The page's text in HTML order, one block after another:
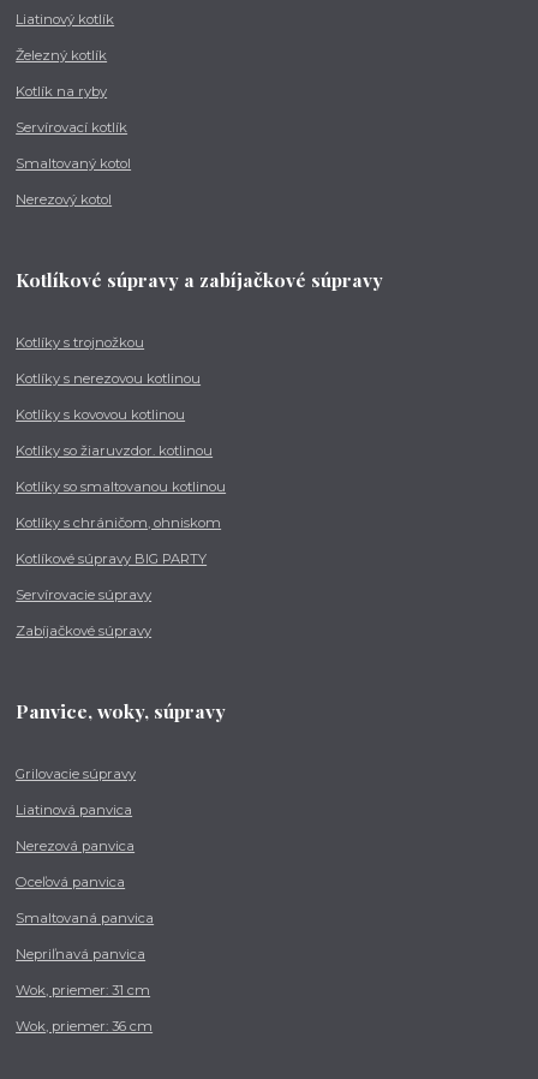
Liatinový kotlík
Železný kotlík
Kotlík na ryby
Servírovací kotlík
Smaltovaný kotol
Nerezový kotol
Kotlíkové súpravy a zabíjačkové súpravy
Kotlíky s trojnožkou
Kotlíky s nerezovou kotlinou
Kotlíky s kovovou kotlinou
Kotlíky so žiaruvzdor. kotlinou
Kotlíky so smaltovanou kotlinou
Kotlíky s chráničom, ohniskom
Kotlíkové súpravy BIG PARTY
Servírovacie súpravy
Zabíjačkové súpravy
Panvice, woky, súpravy
Grilovacie súpravy
Liatinová panvica
Nerezová panvica
Oceľová panvica
Smaltovaná panvica
Nepriľnavá panvica
Wok, priemer: 31 cm
Wok, priemer: 36 cm